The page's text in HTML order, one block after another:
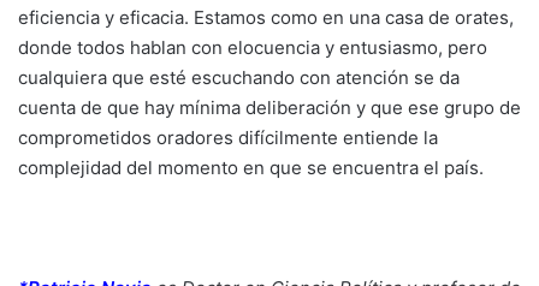
eficiencia y eficacia. Estamos como en una casa de orates,
donde todos hablan con elocuencia y entusiasmo, pero
cualquiera que esté escuchando con atención se da
cuenta de que hay mínima deliberación y que ese grupo de
comprometidos oradores difícilmente entiende la
complejidad del momento en que se encuentra el país.